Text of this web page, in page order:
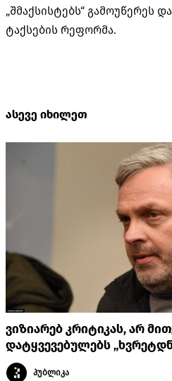
„შმაქსისტებს“ გამოუწერეს
ტაქსების რეფორმა.
ასევე იხილეთ
ვიზიარებ კრიტიკას, არ
დატყვევებულებს
პუბლიკა